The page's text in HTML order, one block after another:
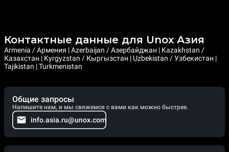
Контактные данные для Unox Азия
Armenia / Армения | Azerbaijan / Азербайджан | Kazakhstan /
Казахстан | Kyrgyzstan / Кыргызстан | Uzbekistan / Узбекистан |
Tajikistan | Turkmenistan
Общие запросы
Напишите нам, и мы свяжемся с вами как можно быстрее.
info.asia.ru@unox.com